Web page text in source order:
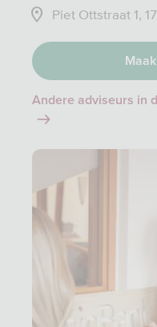
Piet Ottstraat 1,
Andere adviseurs in